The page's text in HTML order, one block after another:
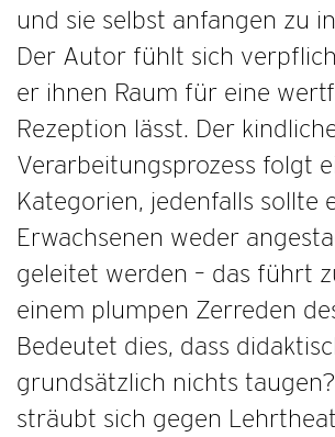
und sie selbst anfangen zu
Der Autor fühlt sich
er ihnen Raum für eine
Rezeption lässt. Der
Verarbeitungsprozess folgt
Kategorien, jedenfalls sollte
Erwachsenen weder
geleitet werden – das führt
einem plumpen Zerreden
Bedeutet dies, dass
grundsätzlich nichts
sträubt sich gegen